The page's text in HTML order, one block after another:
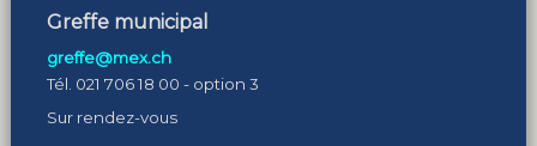
Greffe municipal
greffe@mex.ch
Tél. 021 706 18 00 - option 3
Sur rendez-vous